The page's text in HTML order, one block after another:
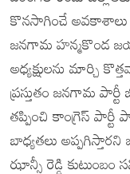
కొనసాగించే
జనగామ హన్మకొండ
అధ్యక్షులను మార్చి
ప్రస్తుతం జనగామ
తప్పించి కాంగ్రెస్ పార్టీ
బాధ్యతలు
ఝాన్సీ రెడ్డి